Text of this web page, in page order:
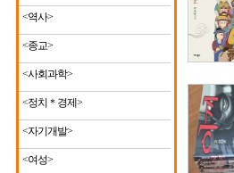
<역사>
<종교>
<사회과학>
<정치＊경제>
<자기개발>
<여성>